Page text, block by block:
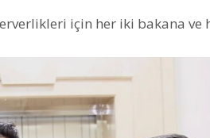
için her iki bakana ve